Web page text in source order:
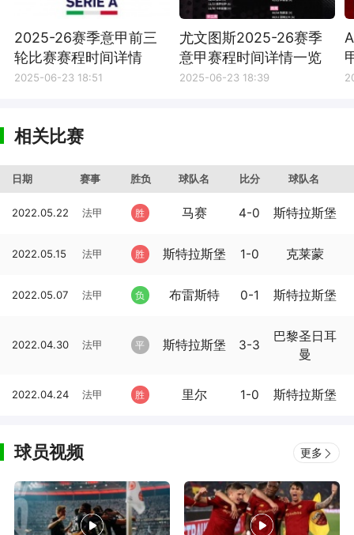
2025-26赛季意甲前三
轮比赛赛程时间详情
2025-06-23 18:51
尤文图斯2025-26赛季
意甲赛程时间详情一览
2025-06-23 18:39
相关比赛
日期 赛事 胜负 球队名 比分 球队名
2022.05.22 法甲 胜 马赛 4-0 斯特拉斯堡
2022.05.15 法甲 胜 斯特拉斯堡 1-0 克莱蒙
2022.05.07 法甲 负 布雷斯特 0-1 斯特拉斯堡
2022.04.30 法甲 平 斯特拉斯堡 3-3
巴黎圣日耳
曼
2022.04.24 法甲 胜 里尔 1-0 斯特拉斯堡
球员视频 更多